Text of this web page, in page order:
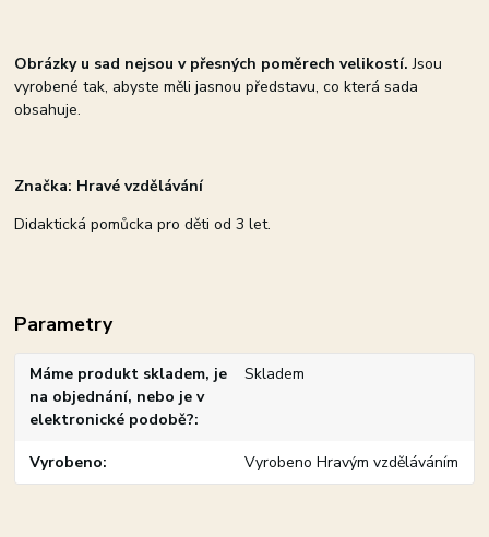
Obrázky u sad nejsou v přesných poměrech velikostí. Jsou
vyrobené tak, abyste měli jasnou představu, co která sada
obsahuje.
Značka: Hravé vzdělávání
Didaktická pomůcka pro děti od 3 let.
Parametry
Máme produkt skladem, je
na objednání, nebo je v
elektronické podobě?
Skladem
Vyrobeno Vyrobeno Hravým vzděláváním